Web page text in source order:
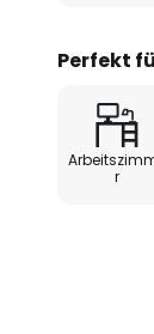
Perfekt
r